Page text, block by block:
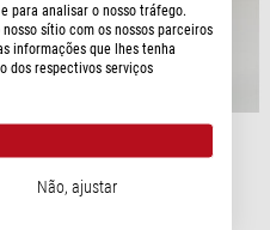
Astronomik
filtro OIII de 2"
$ 230,00
para analisar o nosso tráfego.
sítio com os nossos parceiros
informações que lhes tenha
dos respectivos serviços
Não, ajustar